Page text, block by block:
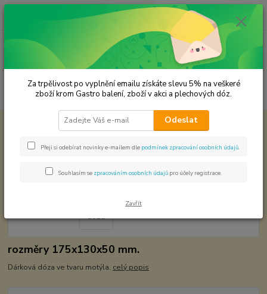
Menu
Hledat
ks
za 0,00 Kč
Plechové dózy - kořenky Motýl dóza
Motýl dóza
rozměry 175x130x50 mm.
Dárková dóza ve tvaru motýla. celý popis
Za trpělivost po vyplnění emailu získáte slevu 5% na veškeré
zboží krom Gastro balení, zboží v akci a plechových dóz.
Odeslat
Přeji si odebírat novinky e-mailem dle podmínek zpracování osobních údajů
Souhlasím se zpracováním osobních údajů pro účely registrace.
Zavřít